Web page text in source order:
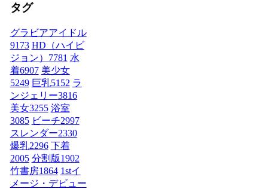
タグ
グラビアアイドル
9173 HD（ハイビ
ジョン） 7781 水
着6907 美少女
5249 巨乳5152 ラ
ンジェリー3816
美女3255 浴室
3085 ビーチ2997
スレンダー2330
爆乳2296 下着
2005 分割版1902
竹書房1864 1stイ
メージ・デビュー